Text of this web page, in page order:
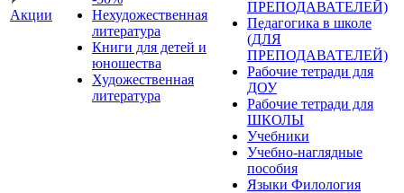
Акции
Нехудожественная
литература
Книги для детей и
юношества
Художественная
литература
ПРЕПОДАВАТЕЛЕЙ)
Педагогика в школе
(ДЛЯ
ПРЕПОДАВАТЕЛЕЙ)
Рабочие тетради для
ДОУ
Рабочие тетради для
ШКОЛЫ
Учебники
Учебно-наглядные
пособия
Языки Филология